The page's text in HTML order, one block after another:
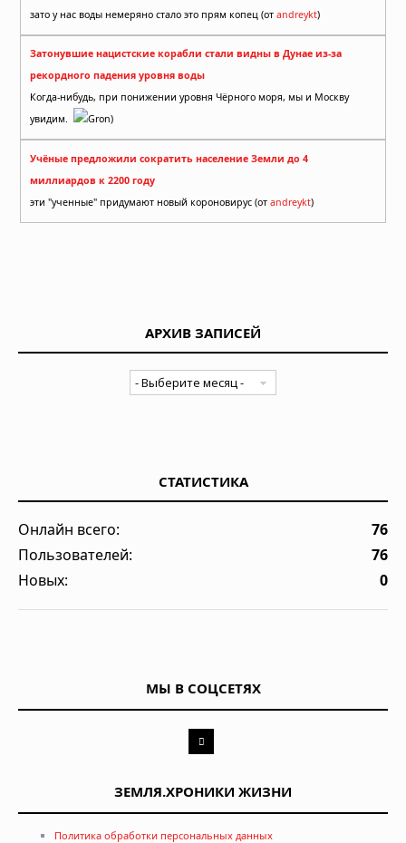
зато у нас воды немеряно стало это прям копец (от andreykt)
Затонувшие нацистские корабли стали видны в Дунае из-за
рекордного падения уровня воды
Когда-нибудь, при понижении уровня Чёрного моря, мы и Москву
увидим.
Gron)
Учёные предложили сократить население Земли до 4
миллиардов к 2200 году
эти "ученные" придумают новый короновирус (от andreykt)
АРХИВ ЗАПИСЕЙ
СТАТИСТИКА
Онлайн всего:
76
Пользователей:
76
Новых:
0
МЫ В СОЦСЕТЯХ
ЗЕМЛЯ.ХРОНИКИ ЖИЗНИ
Политика обработки персональных данных